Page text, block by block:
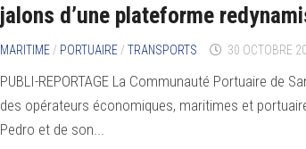
jalons d’une plateforme
MARITIME / PORTUAIRE /TRANSPORTS 30 OCTOBRE
PUBLI-REPORTAGE La Communauté Portuaire de
des opérateurs économiques, maritimes et
Pedro et de son...